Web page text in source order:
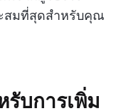
สมที่สุดสำหรับคุณ
บการเพิ่ม